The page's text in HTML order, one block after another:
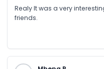
Realy It was a very
friends.